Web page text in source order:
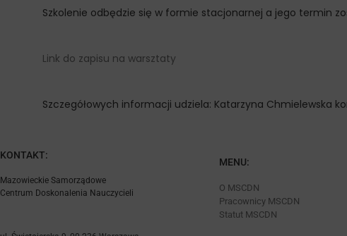
Szkolenie odbędzie się w formie stacjonarnej a jego termin
Link do zapisu na warsztaty
Szczegółowych informacji udziela: Katarzyna Chmielewska
KONTAKT:
Mazowieckie Samorządowe
Centrum Doskonalenia Nauczycieli
MENU:
O MSCDN
Pracownicy MSCDN
Statut MSCDN